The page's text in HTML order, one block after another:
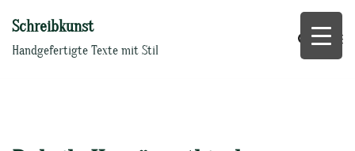
Inhalt
springen
Schreibkunst
Handgefertigte Texte mit Stil